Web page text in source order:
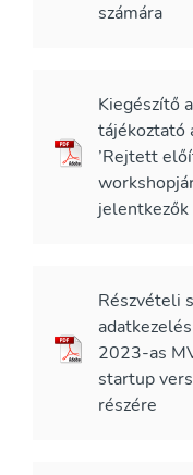
számára
Kiegészítő
tájékoztató
’Rejtett
jelentkezők
Részvételi
2023-as
startup
részére